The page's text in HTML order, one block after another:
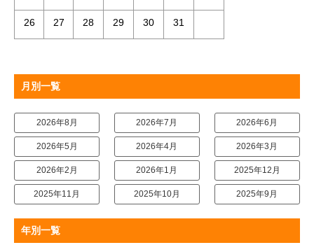
26 27 28 29 30 31
月別一覧
2026年8月 2026年7月 2026年6月
2026年5月 2026年4月 2026年3月
2026年2月 2026年1月 2025年12月
2025年11月 2025年10月 2025年9月
年別一覧